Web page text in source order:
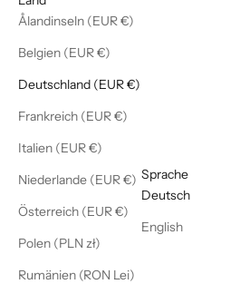
Ålandinseln (EUR €)
Belgien (EUR €)
Deutschland (EUR €)
Frankreich (EUR €)
Italien (EUR €)
Niederlande (EUR €)
Österreich (EUR €)
Polen (PLN zł)
Rumänien (RON Lei)
Sprache
Deutsch
English